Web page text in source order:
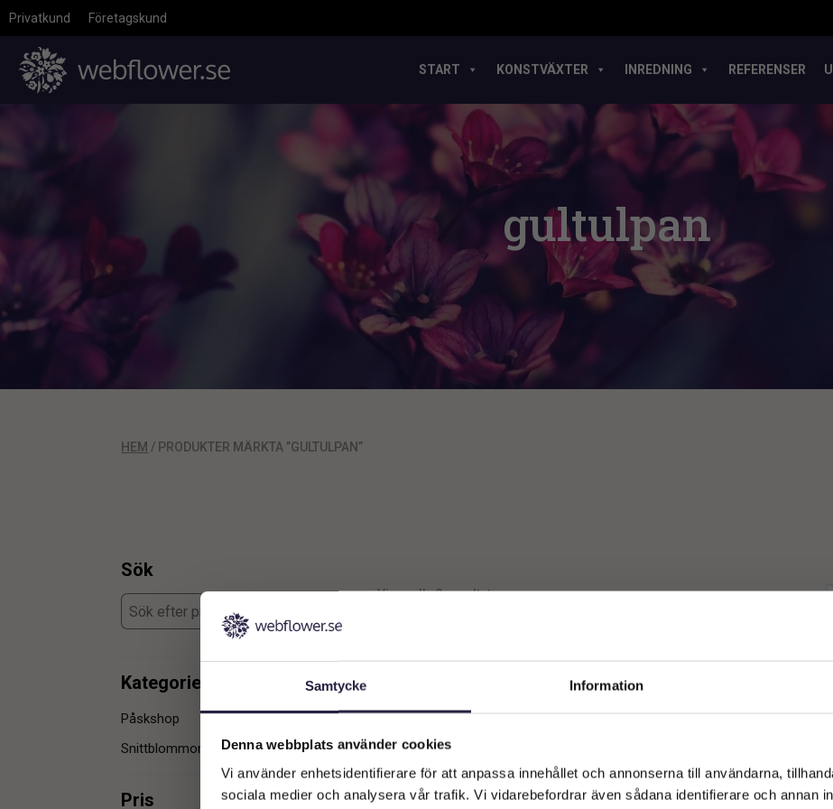
Samtycke Information
Denna webbplats använder cookies
Vi använder enhetsidentifierare för att anpassa innehållet och annonserna till användarna,
sociala medier och analysera vår trafik. Vi vidarebefordrar även sådana identifierare och annan
Privatkund Företagskund
START KONSTVÄXTER INREDNING REFERENSER
gultulpan
HEM / PRODUKTER MÄRKTA ”GULTULPAN”
Sök
Kategorier
Påskshop
2
Snittblommor
3
Pris
Visar alla 3 resultat
Välkommen till Webflower
Vilken typ av kund är du? Du kan alltid justera ditt val längst upp